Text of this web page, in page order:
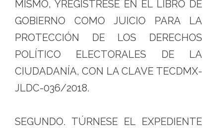
MISMO, YREGÍSTRESE EN EL LIBRO DE
GOBIERNO COMO JUICIO PARA LA
PROTECCIÓN DE LOS DERECHOS
POLÍTICO ELECTORALES DE LA
CIUDADANÍA, CON LA CLAVE TECDMX-
JLDC-036/2018.
SEGUNDO. TÚRNESE EL EXPEDIENTE